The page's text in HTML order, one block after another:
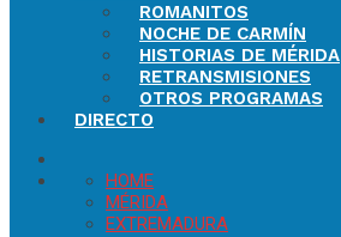
ROMANITOS
NOCHE DE CARMÍN
HISTORIAS DE MÉRIDA
RETRANSMISIONES
OTROS PROGRAMAS
DIRECTO
HOME
MÉRIDA
EXTREMADURA